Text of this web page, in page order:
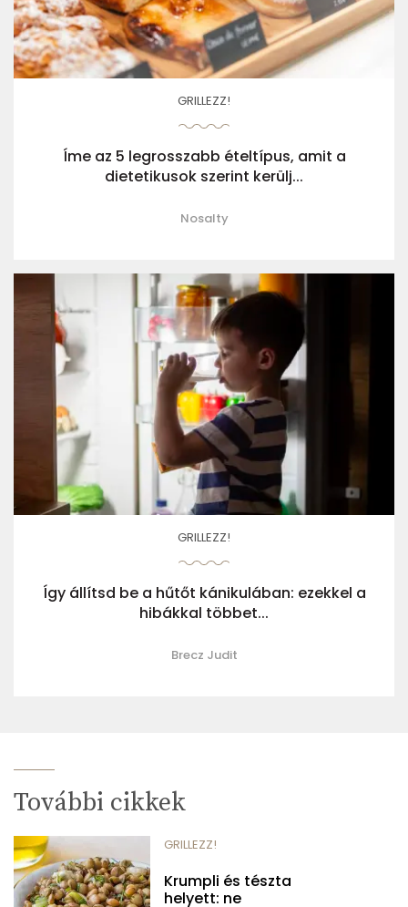
GRILLEZZ!
Íme az 5 legrosszabb ételtípus, amit a
dietetikusok szerint kerülj...
Nosalty
GRILLEZZ!
Így állítsd be a hűtőt kánikulában: ezekkel a
hibákkal többet...
Brecz Judit
További cikkek
GRILLEZZ!
Krumpli és tészta
helyett: ne